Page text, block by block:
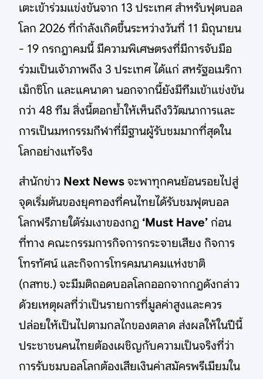
เตะเข้าร่วมแข่งขันจาก 13 ประเทศ สำหรับฟุตบอล
โลก 2026 ที่กำลังเกิดขึ้นระหว่างวันที่ 11 มิถุนายน
- 19 กรกฎาคมนี้ มีความพิเศษตรงที่มีการจับมือ
ร่วมเป็นเจ้าภาพถึง 3 ประเทศ ได้แก่ สหรัฐอเมริกา
เม็กซิโก และแคนาดา นอกจากนี้ยังมีทีมเข้าแข่งขัน
กว่า 48 ทีม สิ่งนี้ตอกย้ำให้เห็นถึงวิวัฒนาการและ
การเป็นมหกรรมกีฬาที่มีฐานผู้รับชมมากที่สุดใน
โลกอย่างแท้จริง
สำนักข่าว Next News จะพาทุกคนย้อนรอยไปสู่
จุดเริ่มต้นของยุคทองที่คนไทยได้รับชมฟุตบอล
โลกฟรีภายใต้ร่มเงาของกฎ ‘Must Have’ ก่อน
ที่ทาง คณะกรรมการกิจการกระจายเสียง กิจการ
โทรทัศน์ และกิจการโทรคมนาคมแห่งชาติ
(กสทช.) จะมีมติถอดบอลโลกออกจากกฎดังกล่าว
ด้วยเหตุผลที่ว่าเป็นรายการที่มูลค่าสูงและควร
ปล่อยให้เป็นไปตามกลไกของตลาด ส่งผลให้ในปีนี้
ประชาชนคนไทยต้องเผชิญกับความเป็นจริงที่ว่า
การรับชมบอลโลกต้องเสียเงินค่าสมัครพรีเมียมใน